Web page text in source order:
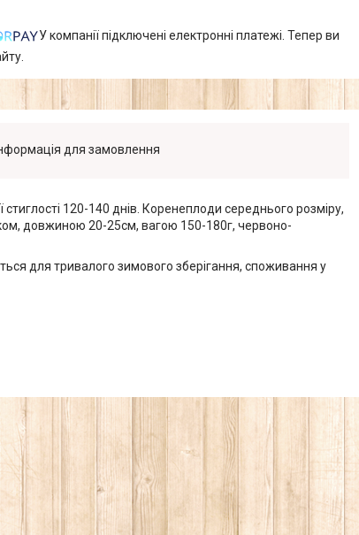
У компанії підключені електронні платежі. Тепер ви
для замовлення
стиглості 120-140 днів. Коренеплоди середнього розміру,
довжиною 20-25см, вагою 150-180г, червоно-
для тривалого зимового зберігання, споживання у